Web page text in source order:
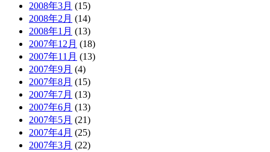
2008年3月 (15)
2008年2月 (14)
2008年1月 (13)
2007年12月 (18)
2007年11月 (13)
2007年9月 (4)
2007年8月 (15)
2007年7月 (13)
2007年6月 (13)
2007年5月 (21)
2007年4月 (25)
2007年3月 (22)